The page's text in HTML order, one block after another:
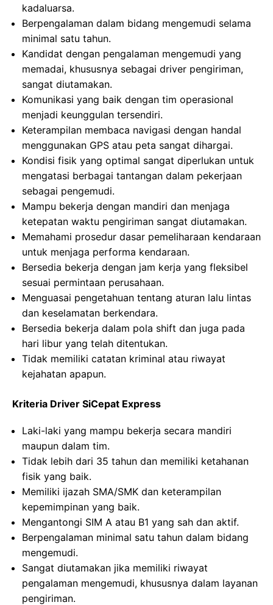
kadaluarsa.
Berpengalaman dalam bidang mengemudi selama
minimal satu tahun.
Kandidat dengan pengalaman mengemudi yang
memadai, khususnya sebagai driver pengiriman,
sangat diutamakan.
Komunikasi yang baik dengan tim operasional
menjadi keunggulan tersendiri.
Keterampilan membaca navigasi dengan handal
menggunakan GPS atau peta sangat dihargai.
Kondisi fisik yang optimal sangat diperlukan untuk
mengatasi berbagai tantangan dalam pekerjaan
sebagai pengemudi.
Mampu bekerja dengan mandiri dan menjaga
ketepatan waktu pengiriman sangat diutamakan.
Memahami prosedur dasar pemeliharaan kendaraan
untuk menjaga performa kendaraan.
Bersedia bekerja dengan jam kerja yang fleksibel
sesuai permintaan perusahaan.
Menguasai pengetahuan tentang aturan lalu lintas
dan keselamatan berkendara.
Bersedia bekerja dalam pola shift dan juga pada
hari libur yang telah ditentukan.
Tidak memiliki catatan kriminal atau riwayat
kejahatan apapun.
Kriteria Driver SiCepat Express
Laki-laki yang mampu bekerja secara mandiri
maupun dalam tim.
Tidak lebih dari 35 tahun dan memiliki ketahanan
fisik yang baik.
Memiliki ijazah SMA/SMK dan keterampilan
kepemimpinan yang baik.
Mengantongi SIM A atau B1 yang sah dan aktif.
Berpengalaman minimal satu tahun dalam bidang
mengemudi.
Sangat diutamakan jika memiliki riwayat
pengalaman mengemudi, khususnya dalam layanan
pengiriman.